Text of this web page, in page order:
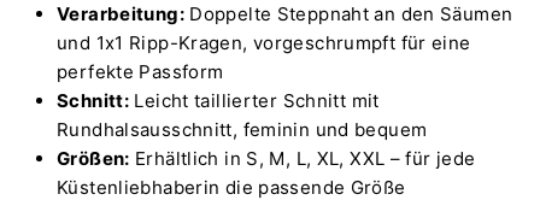
Verarbeitung:Doppelte Steppnaht an den Säumen
und 1x1 Ripp-Kragen, vorgeschrumpft für eine
perfekte Passform
Schnitt: Leicht taillierter Schnitt mit
Rundhalsausschnitt, feminin und bequem
Größen: Erhältlich in S, M, L, XL, XXL – für jede
Küstenliebhaberin die passende Größe